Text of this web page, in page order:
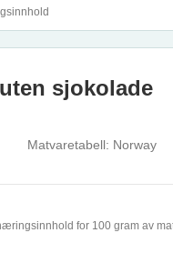
sjokolade
Matvaretabell: Norway
for 100 gram av